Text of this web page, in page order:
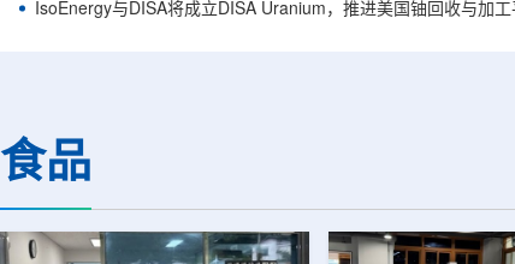
IsoEnergy与DISA将成立DISA Uranium，推进美国铀回收与加
食品